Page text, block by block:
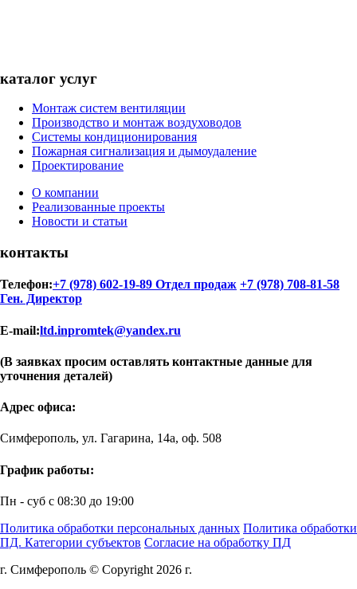
каталог услуг
Монтаж систем вентиляции
Производство и монтаж воздуховодов
Системы кондиционирования
Пожарная сигнализация и дымоудаление
Проектирование
О компании
Реализованные проекты
Новости и статьи
контакты
Телефон:+7 (978) 602-19-89 Отдел продаж +7 (978) 708-81-58
Ген. Директор
E-mail:ltd.inpromtek@yandex.ru
(В заявках просим оставлять контактные данные для
уточнения деталей)
Адрес офиса:
Симферополь, ул. Гагарина, 14а, оф. 508
График работы:
Пн - суб с 08:30 до 19:00
Политика обработки персональных данных Политика обработки
ПД. Категории субъектов Согласие на обработку ПД
г. Симферополь © Copyright 2026 г.